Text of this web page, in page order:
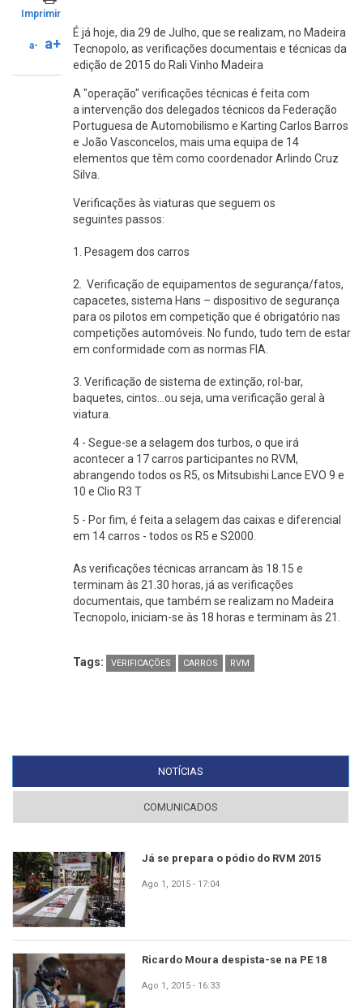
Imprimir
a- a+
É já hoje, dia 29 de Julho, que se realizam, no Madeira
Tecnopolo, as verificações documentais e técnicas da
edição de 2015 do Rali Vinho Madeira
A "operação" verificações técnicas é feita com
a intervenção dos delegados técnicos da Federação
Portuguesa de Automobilismo e Karting Carlos Barros
e João Vasconcelos, mais uma equipa de 14
elementos que têm como coordenador Arlindo Cruz
Silva.
Verificações às viaturas que seguem os
seguintes passos:
1. Pesagem dos carros
2. Verificação de equipamentos de segurança/fatos,
capacetes, sistema Hans – dispositivo de segurança
para os pilotos em competição que é obrigatório nas
competições automóveis. No fundo, tudo tem de estar
em conformidade com as normas FIA.
3. Verificação de sistema de extinção, rol-bar,
baquetes, cintos...ou seja, uma verificação geral à
viatura.
4 - Segue-se a selagem dos turbos, o que irá
acontecer a 17 carros participantes no RVM,
abrangendo todos os R5, os Mitsubishi Lance EVO 9 e
10 e Clio R3 T
5 - Por fim, é feita a selagem das caixas e diferencial
em 14 carros - todos os R5 e S2000.
As verificações técnicas arrancam às 18.15 e
terminam às 21.30 horas, já as verificações
documentais, que também se realizam no Madeira
Tecnopolo, iniciam-se às 18 horas e terminam às 21.
Tags: VERIFICAÇÕES CARROS RVM
NOTÍCIAS
COMUNICADOS
Já se prepara o pódio do RVM 2015
Ago 1, 2015 - 17:04
Ricardo Moura despista-se na PE 18
Ago 1, 2015 - 16:33